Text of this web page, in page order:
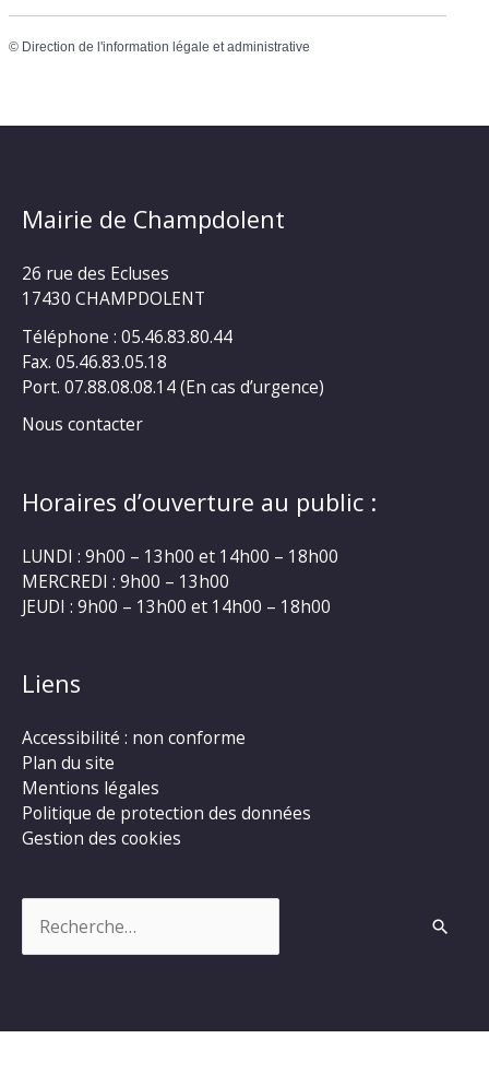
© Direction de l'information légale et administrative
Mairie de Champdolent
26 rue des Ecluses
17430 CHAMPDOLENT
Téléphone : 05.46.83.80.44
Fax. 05.46.83.05.18
Port. 07.88.08.08.14 (En cas d’urgence)
Nous contacter
Horaires d’ouverture au public :
LUNDI : 9h00 – 13h00 et 14h00 – 18h00
MERCREDI : 9h00 – 13h00
JEUDI : 9h00 – 13h00 et 14h00 – 18h00
Liens
Accessibilité : non conforme
Plan du site
Mentions légales
Politique de protection des données
Gestion des cookies